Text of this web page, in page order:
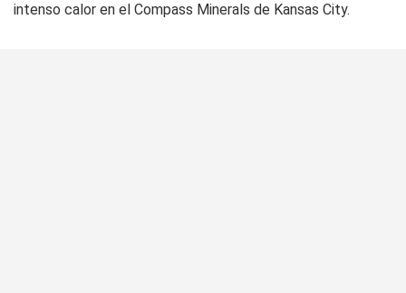
intenso calor en el Compass Minerals de Kansas City.